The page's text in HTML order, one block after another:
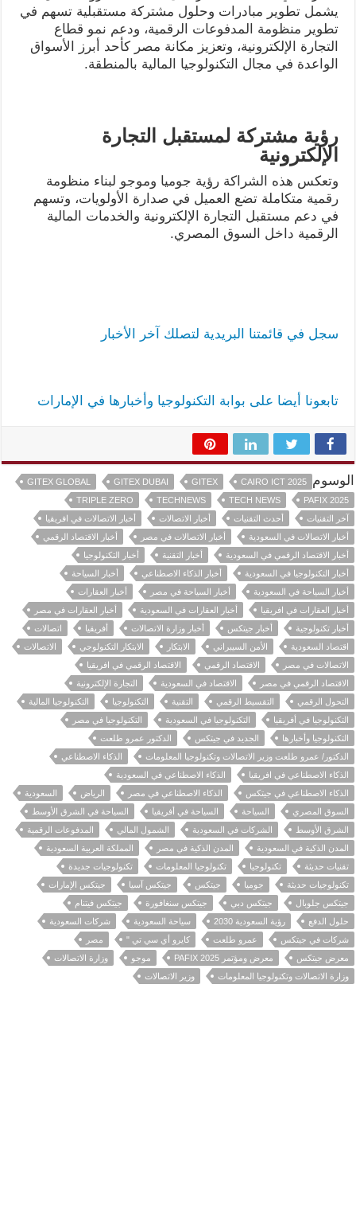
يشمل تطوير مبادرات وحلول مشتركة مستقبلية تسهم في
تطوير منظومة المدفوعات الرقمية، ودعم نمو قطاع
التجارة الإلكترونية، وتعزيز مكانة مصر كأحد أبرز الأسواق
الواعدة في مجال التكنولوجيا المالية بالمنطقة.
رؤية مشتركة لمستقبل التجارة
الإلكترونية
وتعكس هذه الشراكة رؤية جوميا وموجو لبناء منظومة
رقمية متكاملة تضع العميل في صدارة الأولويات، وتسهم
في دعم مستقبل التجارة الإلكترونية والخدمات المالية
الرقمية داخل السوق المصري.
سجل في قائمتنا البريدية لتصلك آخر الأخبار
تابعونا أيضا على بوابة التكنولوجيا وأخبارها في الإمارات
الوسوم CAIRO ICT 2025
GITEX
GITEX DUBAI
GITEX GLOBAL
PAFIX 2025
TECH NEWS
TECHNEWS
TRIPLE ZERO
آخر التقنيات
أحدث التقنيات أخبار الاتصالات
أخبار الاتصالات في افريقيا
أخبار الاتصالات في السعودية
أخبار الاتصالات في مصر
أخبار الاقتصاد الرقمي
أخبار الاقتصاد الرقمي في السعودية
أخبار التقنية
أخبار التكنولوجيا
أخبار التكنولوجيا في السعودية
أخبار الذكاء الاصطناعي
أخبار السياحة
أخبار السياحة في السعودية
أخبار السياحة في مصر
أخبار العقارات
أخبار العقارات في افريقيا
أخبار العقارات في السعودية
أخبار العقارات في مصر
أخبار تكنولوجية
أخبار جيتكس أخبار وزارة الاتصالات أفريقيا
اتصالات
اقتصاد السعودية
الأمن السيبراني الابتكار الابتكار التكنولوجي
الاتصالات
الاتصالات في مصر
الاقتصاد الرقمي
الاقتصاد الرقمي في افريقيا
الاقتصاد الرقمي في مصر
الاقتصاد في السعودية
التجارة الإلكترونية
التحول الرقمي
التقسيط الرقمي التقنية التكنولوجيا
التكنولوجيا المالية
التكنولوجيا في أفريقيا
التكنولوجيا في السعودية
التكنولوجيا في مصر
التكنولوجيا وأخبارها
الجديد في جيتكس
الدكتور عمرو طلعت
الدكتور/ عمرو طلعت وزير الاتصالات وتكنولوجيا المعلومات
الذكاء الاصطناعي
الذكاء الاصطناعي في افريقيا
الذكاء الاصطناعي في السعودية
الذكاء الاصطناعي في جيتكس
الذكاء الاصطناعي في مصر الرياض
السعودية
السوق المصري
السياحة السياحة في أفريقيا
السياحة في الشرق الأوسط
الشرق الأوسط
الشركات في السعودية الشمول المالي
المدفوعات الرقمية
المدن الذكية في السعودية
المدن الذكية في مصر
المملكة العربية السعودية
تقنيات حديثة
تكنولوجيا تكنولوجيا المعلومات
تكنولوجيات جديدة
تكنولوجيات حديثة
جوميا جيتكس جيتكس آسيا
جيتكس الإمارات
جيتكس جلوبال
جيتكس دبي جيتكس سنغافورة
جيتكس فيتنام
حلول الدفع
رؤية السعودية 2030 سياحة السعودية
شركات السعودية
شركات في جيتكس
عمرو طلعت كايرو أي سي تي "
مصر
معرض جيتكس
معرض ومؤتمر PAFIX 2025 موجو
وزارة الاتصالات
وزارة الاتصالات وتكنولوجيا المعلومات
وزير الاتصالات